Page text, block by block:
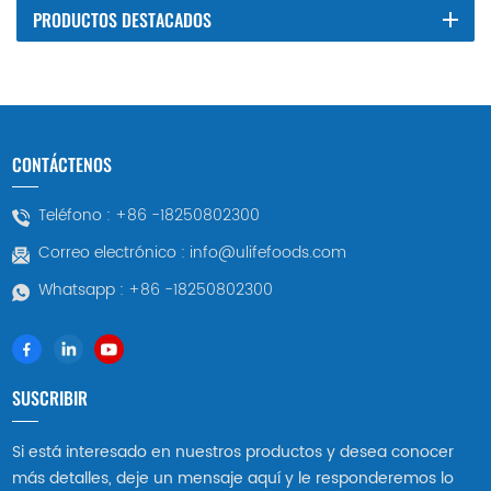
PRODUCTOS DESTACADOS
CONTÁCTENOS
Teléfono : +86 -18250802300
Correo electrónico : info@ulifefoods.com
Whatsapp : +86 -18250802300
SUSCRIBIR
Si está interesado en nuestros productos y desea conocer
más detalles, deje un mensaje aquí y le responderemos lo